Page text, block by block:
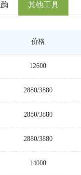
其他工具
价格
12600
2880/3880
2880/3880
2880/3880
14000